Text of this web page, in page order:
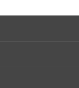
の通知が完了し
が必要と判断し